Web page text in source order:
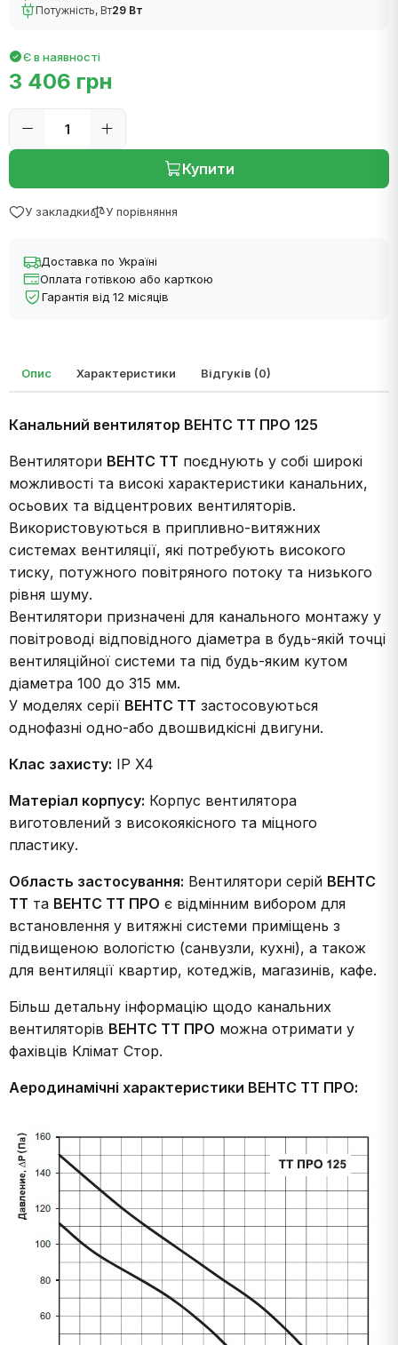
Потужність, Вт29 Вт
Є в наявності
3 406 грн
Купити
У закладки У порівняння
Доставка по Україні
Оплата готівкою або карткою
Гарантія від 12 місяців
Опис Характеристики Відгуків (0)
Канальний вентилятор ВЕНТС ТТ ПРО 125
Вентилятори ВЕНТС ТТ поєднують у собі широкі
можливості та високі характеристики канальних,
осьових та відцентрових вентиляторів.
Використовуються в припливно-витяжних
системах вентиляції, які потребують високого
тиску, потужного повітряного потоку та низького
рівня шуму.
Вентилятори призначені для канального монтажу у
повітроводі відповідного діаметра в будь-якій точці
вентиляційної системи та під будь-яким кутом
діаметра 100 до 315 мм.
У моделях серії ВЕНТС ТТ застосовуються
однофазні одно-або двошвидкісні двигуни.
Клас захисту: IP X4
Матеріал корпусу: Корпус вентилятора
виготовлений з високоякісного та міцного
пластику.
Область застосування: Вентилятори серій ВЕНТС
ТТ та ВЕНТС ТТ ПРО є відмінним вибором для
встановлення у витяжні системи приміщень з
підвищеною вологістю (санвузли, кухні), а також
для вентиляції квартир, котеджів, магазинів, кафе.
Більш детальну інформацію щодо канальних
вентиляторів ВЕНТС ТТ ПРО можна отримати у
фахівців Клімат Стор.
Аеродинамічні характеристики ВЕНТС ТТ ПРО: